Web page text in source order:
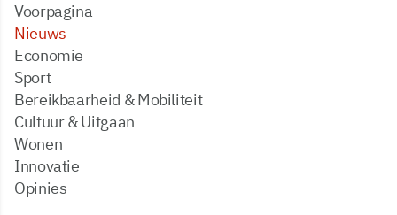
Voorpagina
Nieuws
Economie
Sport
Bereikbaarheid & Mobiliteit
Cultuur & Uitgaan
Wonen
Innovatie
Opinies